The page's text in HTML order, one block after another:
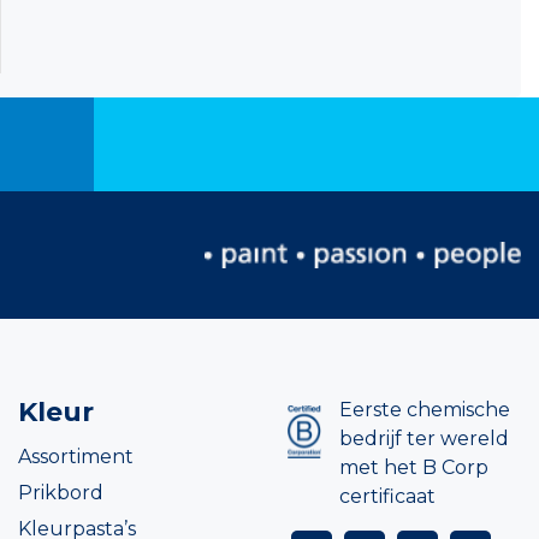
Kleur
Assortiment
Prikbord
Kleurpasta’s
Eerste chemische
bedrijf ter wereld
met het B Corp
certificaat